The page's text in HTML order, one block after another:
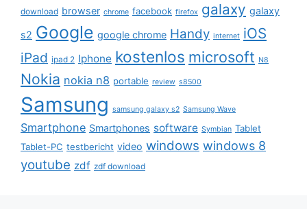
download browser chrome facebook firefox galaxy galaxy
s2 Google google chrome Handy internet iOS
iPad ipad 2 Iphone kostenlos microsoft N8
Nokia nokia n8 portable review s8500
Samsung samsung galaxy s2 Samsung Wave
Smartphone Smartphones software Symbian Tablet
Tablet-PC testbericht video windows windows 8
youtube zdf zdf download